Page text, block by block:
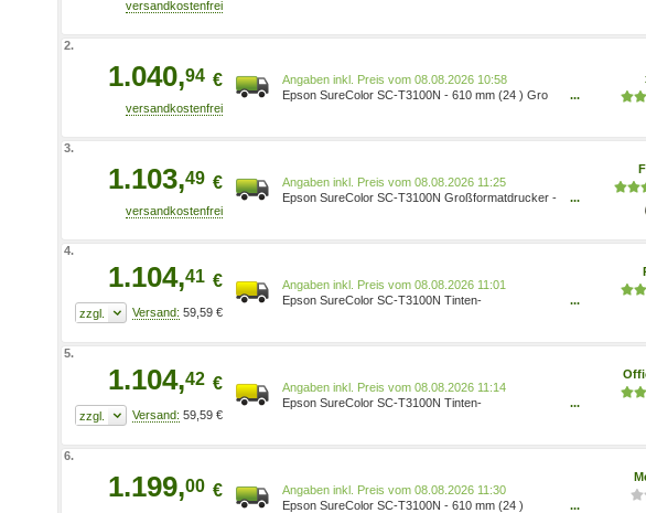
2.
1.040,94 €
Preis vom 08.08.2026 10:58
Epson SureColor SC-T3100N - 610 mm (24 ) Gro
...
3.
1.103,49 €
Preis vom 08.08.2026 11:25
Epson SureColor SC-T3100N Großformatdrucker -
...
4.
1.104,41 €
59,59 €
Preis vom 08.08.2026 11:01
Epson SureColor SC-T3100N Tinten-
...
5.
1.104,42 €
59,59 €
Preis vom 08.08.2026 11:14
Epson SureColor SC-T3100N Tinten-
...
6.
1.199,00 €
Preis vom 08.08.2026 11:30
Epson SureColor SC-T3100N - 610 mm (24 )
...